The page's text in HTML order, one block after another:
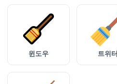
윈도우 트위터